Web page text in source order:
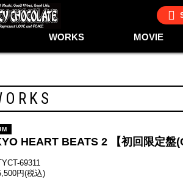
WORKS MOVIE
HEART BEATS 2 【初回限定盤
69311
円(税込)